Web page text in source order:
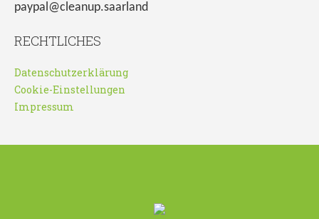
paypal@cleanup.saarland
RECHTLICHES
Datenschutzerklärung
Cookie-Einstellungen
Impressum